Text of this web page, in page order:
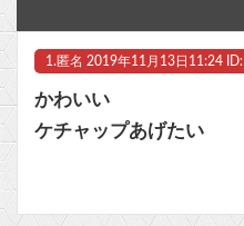
1. 匿名 2019年11月13日11:24
かわいい
ケチャップあげたい